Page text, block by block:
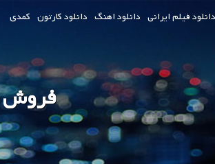
دانلود فیلم ایرانی دانلود اهنگ دانلود کارتون کمدی
فروش